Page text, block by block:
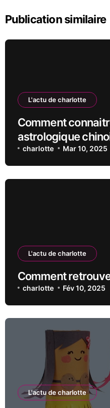
Publication similaire
L'actu de charlotte
Comment
astrologique
charlotte Mar 10, 2025
L'actu de charlotte
Comment
charlotte Fév 10, 2025
L'actu de charlotte